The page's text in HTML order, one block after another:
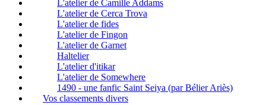
L'atelier de Camille Addams
L'atelier de Cerca Trova
L'atelier de fides
L'atelier de Fingon
L'atelier de Garnet
Haltelier
L'atelier d'itikar
L'atelier de Somewhere
1490 - une fanfic Saint Seiya (par Bélier Ariès)
Vos classements divers